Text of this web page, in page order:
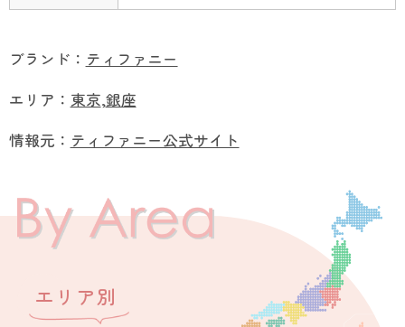
ブランド： ティファニー
エリア： 東京,銀座
情報元： ティファニー公式サイト
エリア別